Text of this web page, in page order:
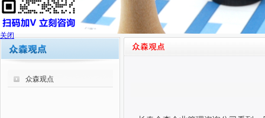
众森观点
关闭